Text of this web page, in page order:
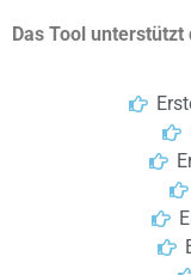
Das Tool